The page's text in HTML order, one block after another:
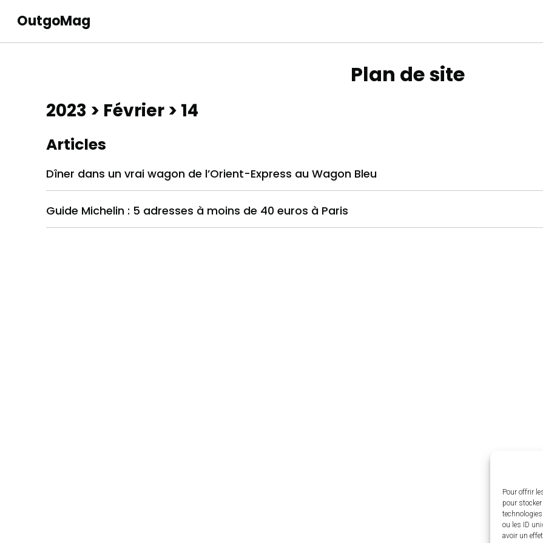
Pour offrir
pour
ou les ID
avoir un
OutgoMag
Plan de site
2023 > Février > 14
Articles
Dîner dans un vrai wagon de l’Orient-Express au Wagon Bleu
Guide Michelin : 5 adresses à moins de 40 euros à Paris